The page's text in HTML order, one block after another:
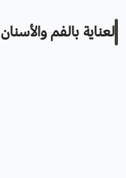
العناية بالفم والأسنان